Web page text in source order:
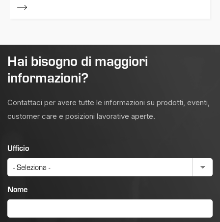
Hai bisogno di maggiori
informazioni?
Contattaci per avere tutte le informazioni su prodotti, eventi,
customer care e posizioni lavorative aperte.
Ufficio
Nome